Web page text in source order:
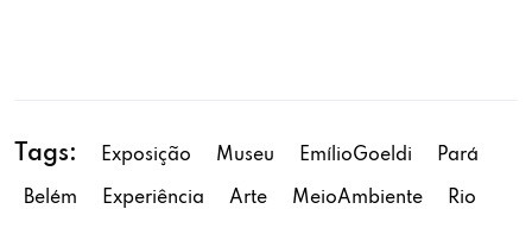
Tags: Exposição Museu EmílioGoeldi Pará
Belém Experiência Arte MeioAmbiente Rio